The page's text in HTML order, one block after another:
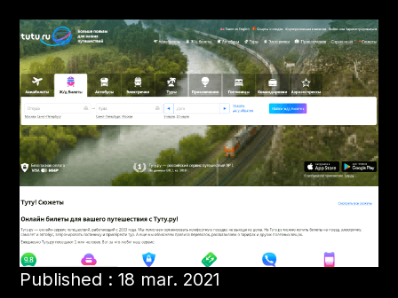
Published : 18 mar. 2021